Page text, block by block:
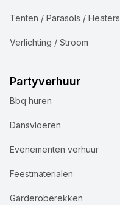
Tenten / Parasols / Heaters
Verlichting / Stroom
Partyverhuur
Bbq huren
Dansvloeren
Evenementen verhuur
Feestmaterialen
Garderoberekken